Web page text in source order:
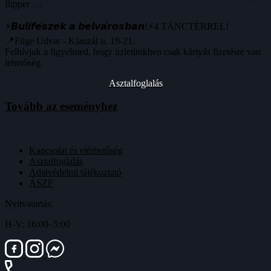
flipper …
⚡️𝘽𝙪𝙡𝙞𝙛𝙚́𝙨𝙯𝙚𝙠 𝙖 𝙗𝙚𝙡𝙫𝙖́𝙧𝙤𝙨𝙗𝙖𝙣!⚡️4 TÁNCTÉRREL!
📍Füge Udvar - Klauzál u. 19-21.
Felhívjuk a figyelmed, hogy üzletünkben csak kártyás fizetésre van
lehetőség.
Asztalfoglalás
Tovább az eseményhez
Kapcsolat és elérhetőség
Asztalfoglalás
Adatvédelmi tájékoztató
ÁSZF
Nyitvatartás:
H-V: 16:00–5:00